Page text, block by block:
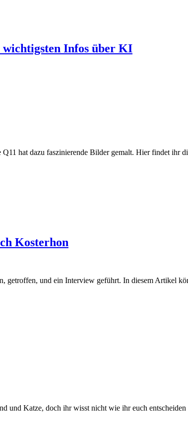
wichtigsten Infos über KI
Q11 hat dazu faszinierende Bilder gemalt. Hier findet ihr
Kosterhon
getroffen, und ein Interview geführt. In diesem Artikel
und Katze, doch ihr wisst nicht wie ihr euch